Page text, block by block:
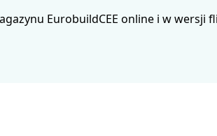
EurobuildCEE online i w wersji